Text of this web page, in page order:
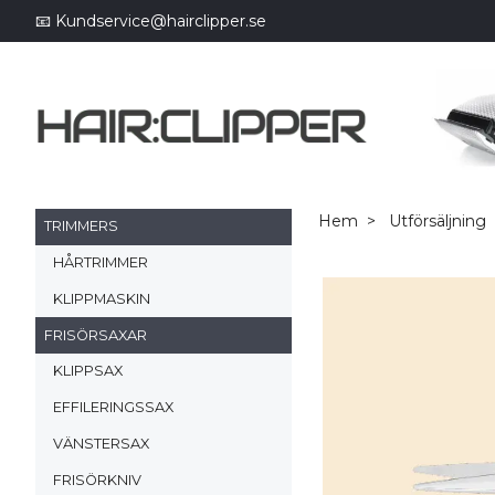
📧 Kundservice@hairclipper.se
TRIMMERS
HÅRTRIMMER
KLIPPMASKIN
FRISÖRSAXAR
KLIPPSAX
EFFILERINGSSAX
VÄNSTERSAX
FRISÖRKNIV
Hem Utförsäljning